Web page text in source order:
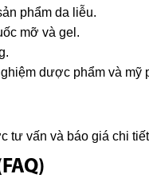
phẩm da liễu.
mỡ và gel.
dược phẩm và mỹ
tư vấn và báo giá chi